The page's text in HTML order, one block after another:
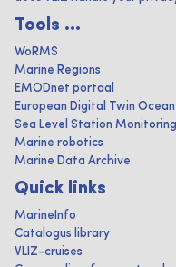
Tools ...
WoRMS
Marine Regions
EMODnet portaal
European Digital Twin Ocean
Sea Level Station
Marine robotics
Marine Data Archive
Quick links
MarineInfo
Catalogus library
VLIZ-cruises